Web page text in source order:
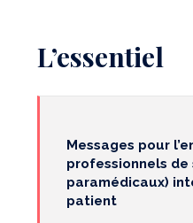
L’essentiel
Messages pour
professionnels
paramédicaux)
patient